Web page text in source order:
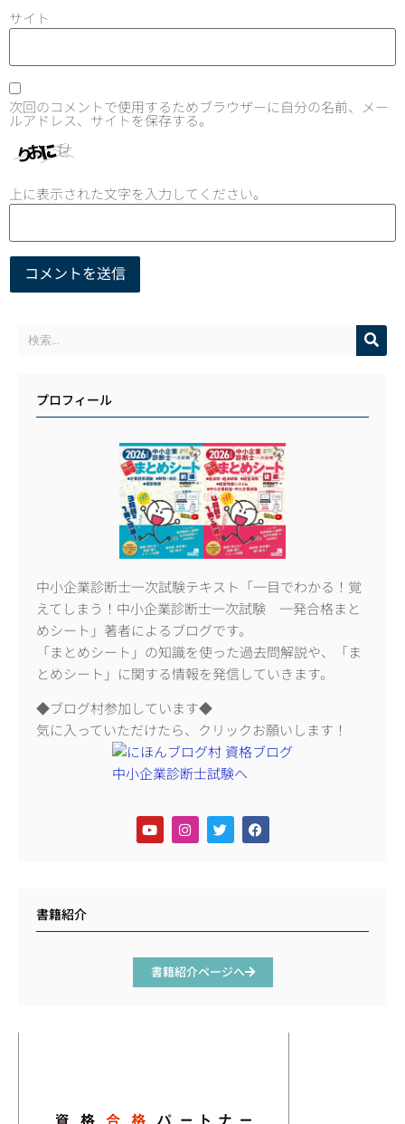
サイト
次回のコメントで使用するためブラウザーに自分の名前、メー
ルアドレス、サイトを保存する。
上に表示された文字を入力してください。
プロフィール
中小企業診断士一次試験テキスト「一目でわかる！覚
えてしまう！中小企業診断士一次試験 一発合格まと
めシート」著者によるブログです。
「まとめシート」の知識を使った過去問解説や、「ま
とめシート」に関する情報を発信していきます。
◆ブログ村参加しています◆
気に入っていただけたら、クリックお願いします！
書籍紹介
書籍紹介ページへ